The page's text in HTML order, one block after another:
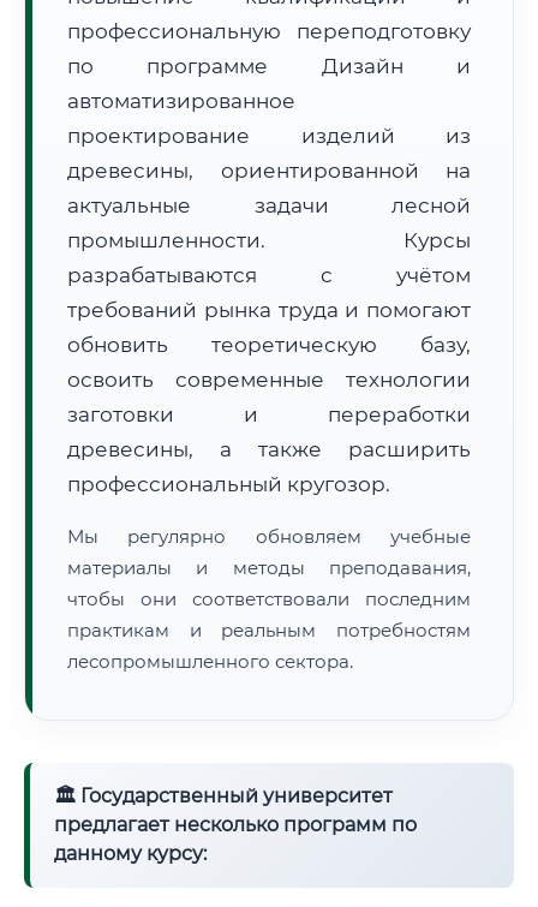
• Маршрут транзита:~2 452 км
• Экспресс-доставка СДЭК / Почтой:
4–6 рабочих дней
📜 Документы и аккредитация ФИС ФРДО
🔍Нажмите на документ для увеличения и просмотра
профессиональную переподготовку
по программе Дизайн и
автоматизированное
проектирование изделий из
древесины, ориентированной на
актуальные задачи лесной
промышленности. Курсы
разрабатываются с учётом
требований рынка труда и помогают
обновить теоретическую базу,
освоить современные технологии
заготовки и переработки
древесины, а также расширить
профессиональный кругозор.
Мы регулярно обновляем учебные
материалы и методы преподавания,
чтобы они соответствовали последним
практикам и реальным потребностям
лесопромышленного сектора.
🏛 Государственный университет
предлагает несколько программ по
данному курсу: